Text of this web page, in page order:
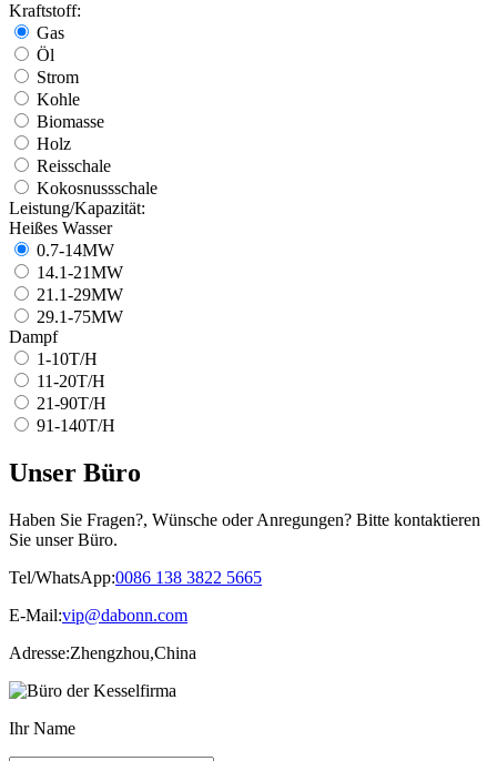
Kraftstoff:
Gas
Öl
Strom
Kohle
Biomasse
Holz
Reisschale
Kokosnussschale
Leistung/Kapazität:
Heißes Wasser
0.7-14MW
14.1-21MW
21.1-29MW
29.1-75MW
Dampf
1-10T/H
11-20T/H
21-90T/H
91-140T/H
Unser Büro
Haben Sie Fragen?, Wünsche oder Anregungen? Bitte kontaktieren
Sie unser Büro.
Tel/WhatsApp:0086 138 3822 5665
E-Mail:vip@dabonn.com
Adresse:Zhengzhou,China
Ihr Name